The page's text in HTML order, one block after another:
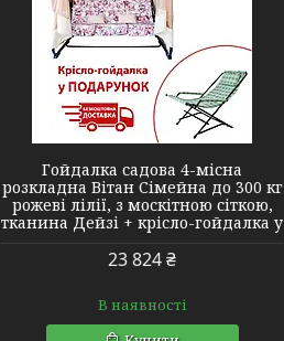
Гойдалка садова 4-місна
розкладна Вітан Сімейна до 300 кг
рожеві лілії, з москітною сіткою,
тканина Дейзі + крісло-гойдалка у
23 824 ₴
В наявності
2140444